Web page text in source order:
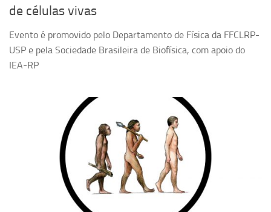
(Confluencia)
Grupos de Pesquisa
Grupo de Pesquisa GPUBLIC – Centro de Estudos em Gestão
e Políticas Públicas Contemporâneas
Grupos de pesquisa encerrados
Daniel Domingues dos Santos
Programas Ano Sabático Encerrados
de células vivas
Evento é promovido pelo Departamento de Física da FFCLRP-
USP e pela Sociedade Brasileira de Biofísica, com apoio do
IEA-RP